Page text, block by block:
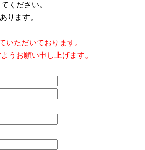
ください。
ります。
ただいております。
うお願い申し上げます。